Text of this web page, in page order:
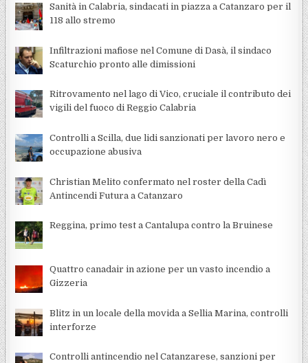
Sanità in Calabria, sindacati in piazza a Catanzaro per il
118 allo stremo
Infiltrazioni mafiose nel Comune di Dasà, il sindaco
Scaturchio pronto alle dimissioni
Ritrovamento nel lago di Vico, cruciale il contributo dei
vigili del fuoco di Reggio Calabria
Controlli a Scilla, due lidi sanzionati per lavoro nero e
occupazione abusiva
Christian Melito confermato nel roster della Cadì
Antincendi Futura a Catanzaro
Reggina, primo test a Cantalupa contro la Bruinese
Quattro canadair in azione per un vasto incendio a
Gizzeria
Blitz in un locale della movida a Sellia Marina, controlli
interforze
Controlli antincendio nel Catanzarese, sanzioni per